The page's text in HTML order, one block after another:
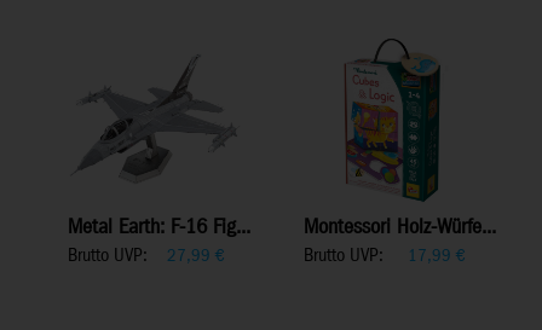
Metal Earth: F-16 Fig...
Brutto UVP: 27,99 €
Montessori Holz-Würfe...
Brutto UVP: 17,99 €